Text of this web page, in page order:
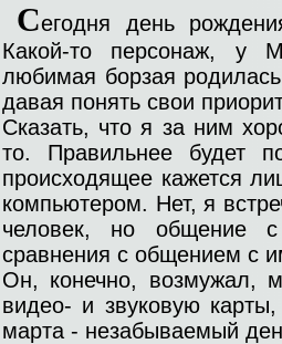
Сегодня день
Какой-то персонаж, у
любимая борзая родилась
давая понять свои
Сказать, что я за ним
то. Правильнее будет
происходящее кажется
компьютером. Нет, я
человек, но общение
сравнения с общением с
Он, конечно, возмужал,
видео- и звуковую
марта - незабываемый